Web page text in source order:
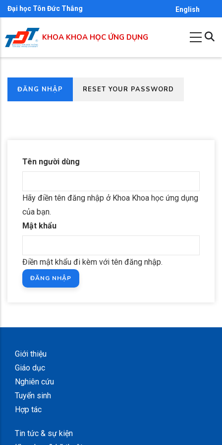
Nhảy
đến
nội
dung
Đại học Tôn Đức Thắng English
KHOA KHOA HỌC ỨNG DỤNG
Primary
ĐĂNG NHẬP RESET YOUR PASSWORD
Tên người dùng
Hãy điền tên đăng nhập ở Khoa Khoa học ứng dụng
của bạn.
Mật khẩu
Điền mật khẩu đi kèm với tên đăng nhập.
Giới thiệu
Giáo dục
Nghiên cứu
Tuyển sinh
Hợp tác
Tin tức & sự kiện